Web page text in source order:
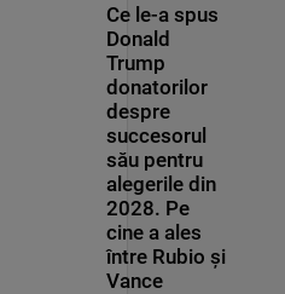
Ce le-a spus
Donald
Trump
donatorilor
despre
succesorul
său pentru
alegerile din
2028. Pe
cine a ales
între Rubio și
Vance